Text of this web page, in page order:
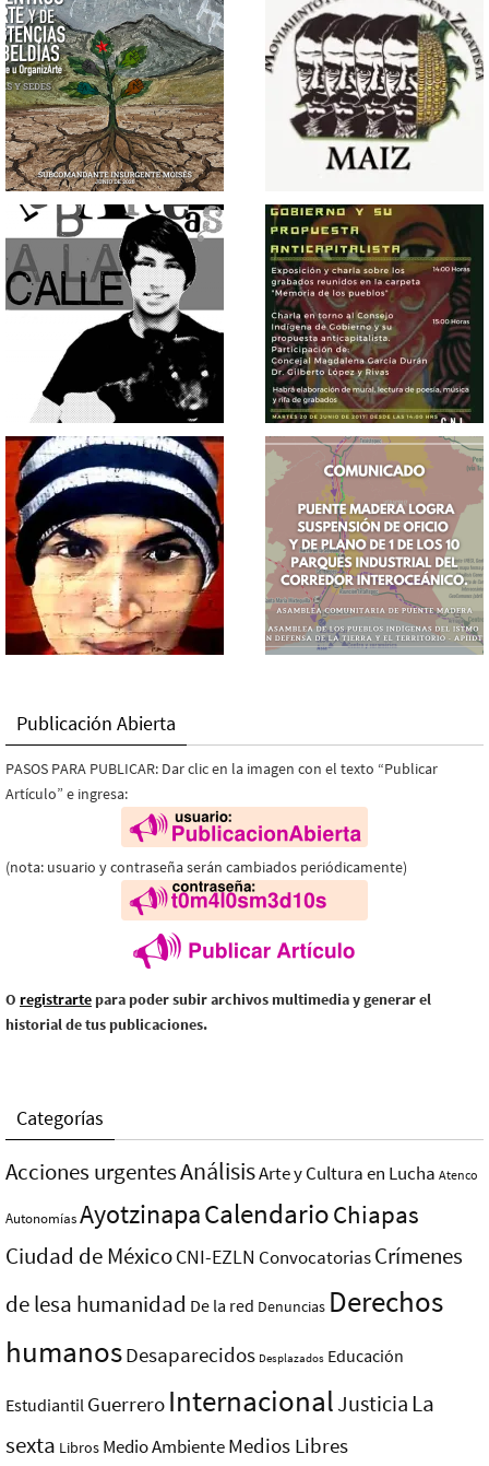
Publicación Abierta
PASOS PARA PUBLICAR: Dar clic en la imagen con el texto “Publicar
Artículo” e ingresa:
(nota: usuario y contraseña serán cambiados periódicamente)
O registrarte para poder subir archivos multimedia y generar el
historial de tus publicaciones.
Categorías
Acciones urgentesAnálisisArte y Cultura en Lucha Atenco
AutonomíasAyotzinapaCalendarioChiapas
Ciudad de MéxicoCNI-EZLN ConvocatoriasCrímenes
de lesa humanidad De la red Denuncias Derechos
humanosDesaparecidos Desplazados Educación
Estudiantil Guerrero InternacionalJusticia La
sexta Libros Medio AmbienteMedios Libres